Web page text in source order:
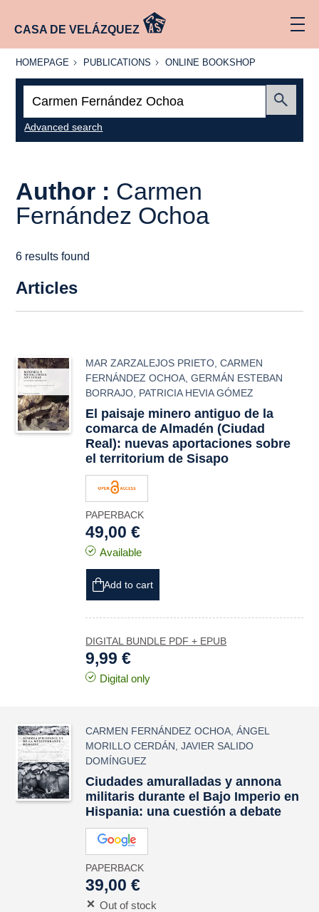
CASA DE VELÁZQUEZ
HOMEPAGE
HOMEPAGE PUBLICATIONS
PUBLICATIONS
ONLINE
ONLINE BOOKSHOP
Advanced search
Author : Carmen
Fernández Ochoa
6 results found
Articles
MAR ZARZALEJOS PRIETO ,CARMEN
FERNÁNDEZ OCHOA ,GERMÁN ESTEBAN
BORRAJO PATRICIA HEVIA GÓMEZ
El paisaje minero antiguo de la
comarca de Almadén (Ciudad
Real): nuevas aportaciones sobre
elterritorium deSisapo
PAPERBACK
49,00 €
Available
Add to cart
DIGITAL BUNDLE PDF + EPUB
9,99 €
Digital only
CARMEN FERNÁNDEZ OCHOA ,ÁNGEL
MORILLO CERDÁN ,JAVIER SALIDO
DOMÍNGUEZ
Ciudades amuralladas yannona
militaris durante el Bajo Imperio en
Hispania: una cuestión a debate
PAPERBACK
39,00 €
Out of stock